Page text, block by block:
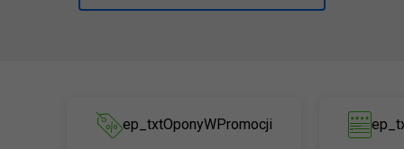
ep_txtOponyWPromocji